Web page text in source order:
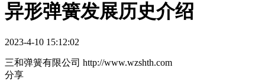
异形弹簧发展历史介绍
2023-4-10 15:12:02
三和弹簧有限公司 http://www.wzshth.com
分享